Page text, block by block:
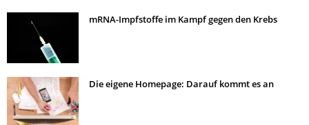
mRNA-Impfstoffe im Kampf gegen den Krebs
Die eigene Homepage: Darauf kommt es an